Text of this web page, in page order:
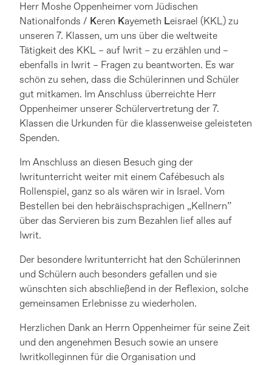
Herr Moshe Oppenheimer vom Jüdischen
Nationalfonds / Keren Kayemeth Leisrael (KKL) zu
unseren 7. Klassen, um uns über die weltweite
Tätigkeit des KKL – auf Iwrit – zu erzählen und –
ebenfalls in Iwrit – Fragen zu beantworten. Es war
schön zu sehen, dass die Schülerinnen und Schüler
gut mitkamen. Im Anschluss überreichte Herr
Oppenheimer unserer Schülervertretung der 7.
Klassen die Urkunden für die klassenweise geleisteten
Spenden.
Im Anschluss an diesen Besuch ging der
Iwritunterricht weiter mit einem Cafébesuch als
Rollenspiel, ganz so als wären wir in Israel. Vom
Bestellen bei den hebräischsprachigen „Kellnern”
über das Servieren bis zum Bezahlen lief alles auf
Iwrit.
Der besondere Iwritunterricht hat den Schülerinnen
und Schülern auch besonders gefallen und sie
wünschten sich abschließend in der Reflexion, solche
gemeinsamen Erlebnisse zu wiederholen.
Herzlichen Dank an Herrn Oppenheimer für seine Zeit
und den angenehmen Besuch sowie an unsere
Iwritkolleginnen für die Organisation und